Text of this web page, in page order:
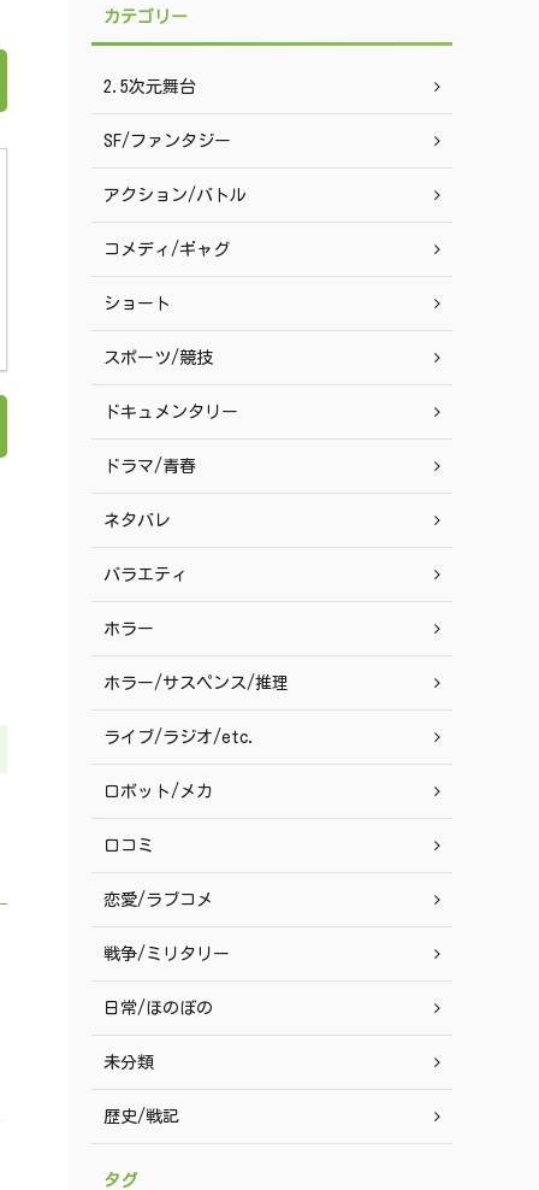
カテゴリー
2.5次元舞台
SF/ファンタジー
アクション/バトル
コメディ/ギャグ
ショート
スポーツ/競技
ドキュメンタリー
ドラマ/青春
ネタバレ
バラエティ
ホラー
ホラー/サスペンス/推理
ライブ/ラジオ/etc.
ロボット/メカ
口コミ
恋愛/ラブコメ
戦争/ミリタリー
日常/ほのぼの
未分類
歴史/戦記
タグ